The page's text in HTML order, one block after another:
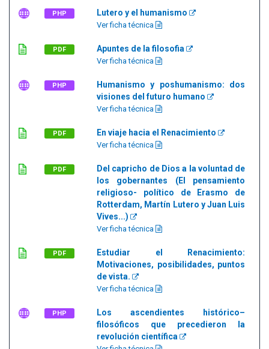
PHP Lutero y el humanismo
Ver ficha técnica
PDF Apuntes de la filosofia
Ver ficha técnica
PHP
Humanismo y poshumanismo: dos
visiones del futuro humano
Ver ficha técnica
PDF En viaje hacia el Renacimiento
Ver ficha técnica
PDF
Del capricho de Dios a la voluntad de
los gobernantes (El pensamiento
religioso- político de Erasmo de
Rotterdam, Martín Lutero y Juan Luis
Vives...)
Ver ficha técnica
PDF
Estudiar el Renacimiento:
Motivaciones, posibilidades, puntos
de vista.
Ver ficha técnica
PHP
Los ascendientes histórico–
filosóficos que precedieron la
revolución científica